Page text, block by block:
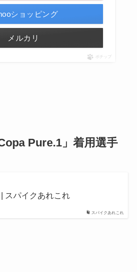
ショッピング
メルカリ
ポチップ
Pure.1」着用選手
スパイクあれこれ
スパイクあれこれ